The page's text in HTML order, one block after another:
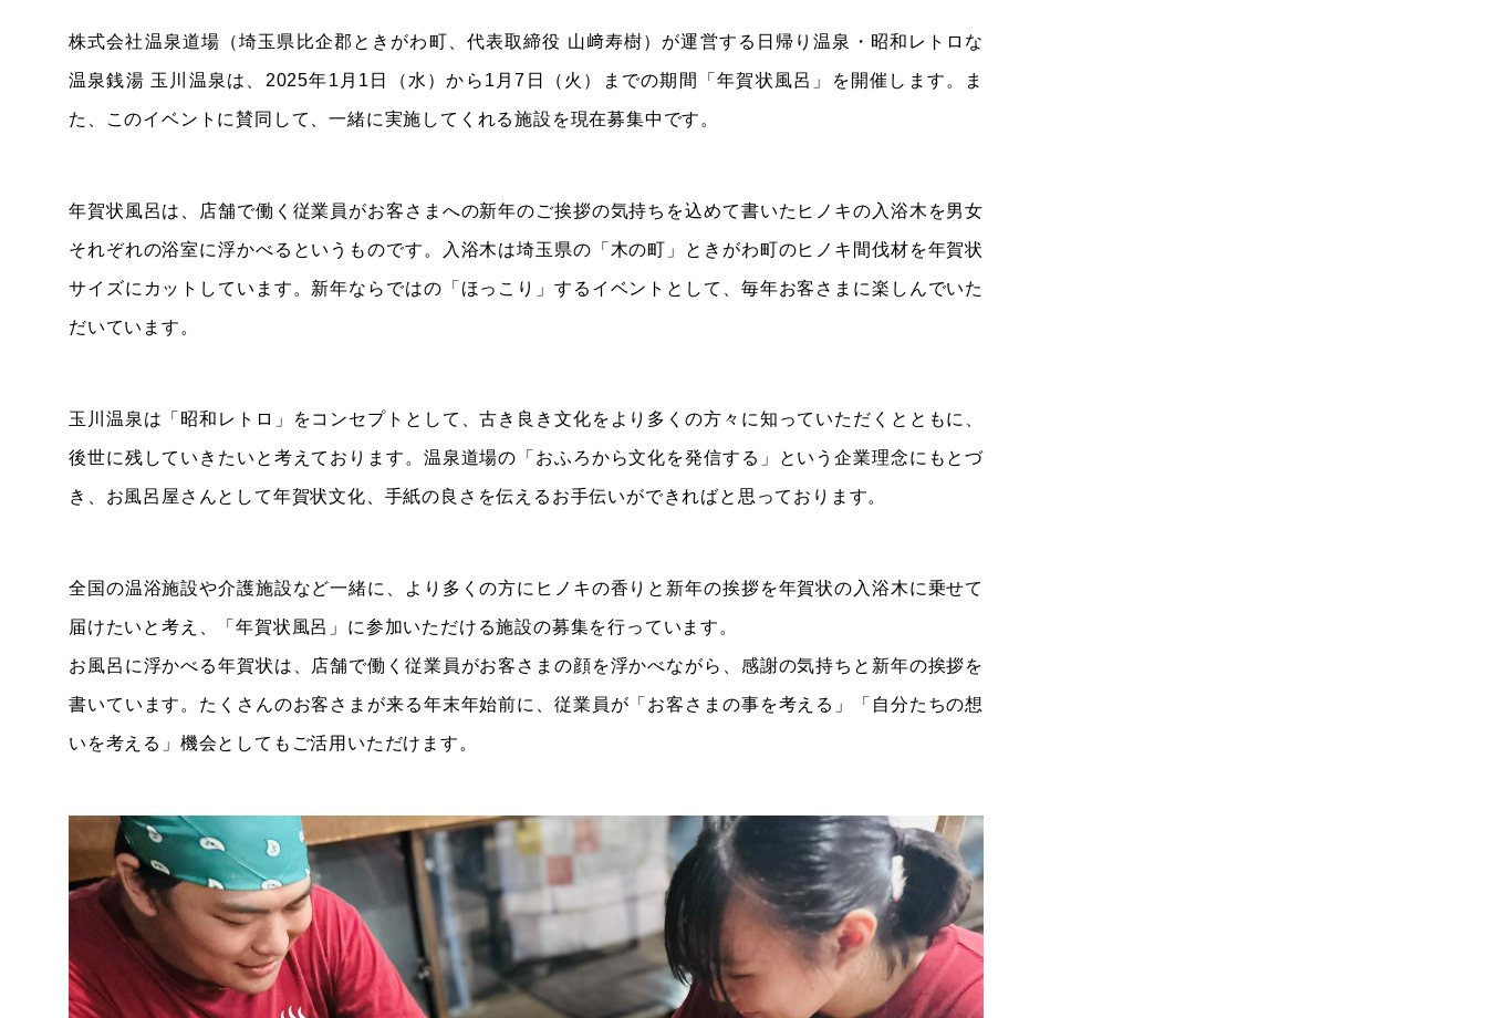
株式会社温泉道場（埼玉県比企郡ときがわ町、代表取締役 山﨑寿樹）が運営する日帰り温泉・昭和レトロな
温泉銭湯 玉川温泉は、2025年1月1日（水）から1月7日（火）までの期間「年賀状風呂」を開催します。ま
た、このイベントに賛同して、一緒に実施してくれる施設を現在募集中です。
年賀状風呂は、店舗で働く従業員がお客さまへの新年のご挨拶の気持ちを込めて書いたヒノキの入浴木を男女
それぞれの浴室に浮かべるというものです。入浴木は埼玉県の「木の町」ときがわ町のヒノキ間伐材を年賀状
サイズにカットしています。新年ならではの「ほっこり」するイベントとして、毎年お客さまに楽しんでいた
だいています。
玉川温泉は「昭和レトロ」をコンセプトとして、古き良き文化をより多くの方々に知っていただくとともに、
後世に残していきたいと考えております。温泉道場の「おふろから文化を発信する」という企業理念にもとづ
き、お風呂屋さんとして年賀状文化、手紙の良さを伝えるお手伝いができればと思っております。
全国の温浴施設や介護施設など一緒に、より多くの方にヒノキの香りと新年の挨拶を年賀状の入浴木に乗せて
届けたいと考え、「年賀状風呂」に参加いただける施設の募集を行っています。
お風呂に浮かべる年賀状は、店舗で働く従業員がお客さまの顔を浮かべながら、感謝の気持ちと新年の挨拶を
書いています。たくさんのお客さまが来る年末年始前に、従業員が「お客さまの事を考える」「自分たちの想
いを考える」機会としてもご活用いただけます。